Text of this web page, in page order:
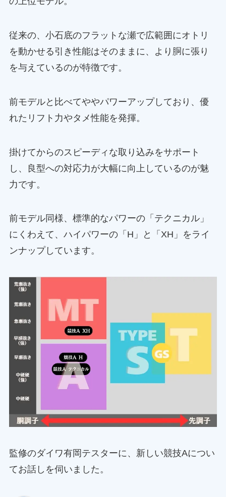
従来の、小石底のフラットな瀬で広範囲にオトリ
を動かせる引き性能はそのままに、より胴に張り
を与えているのが特徴です。
前モデルと比べてややパワーアップしており、優
れたリフト力やタメ性能を発揮。
掛けてからのスピーディな取り込みをサポート
し、良型への対応力が大幅に向上しているのが魅
力です。
前モデル同様、標準的なパワーの「テクニカル」
にくわえて、ハイパワーの「H」と「XH」をライ
ンナップしています。
監修のダイワ有岡テスターに、新しい競技Aについ
てお話しを伺いました。